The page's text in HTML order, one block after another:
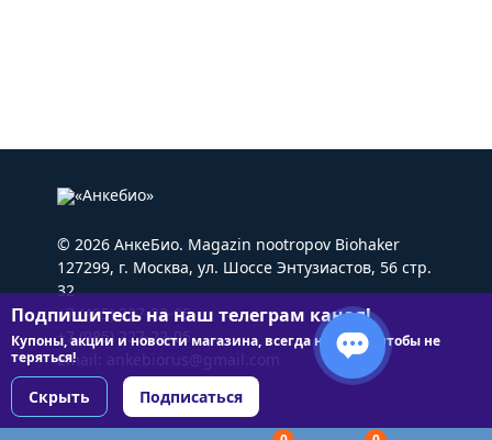
© 2026 АнкеБио. Magazin nootropov Biohaker
127299, г. Москва, ул. Шоссе Энтузиастов, 56 стр.
32
+7 (495) 227-22-05
+7 (985) 227-22-05
Email: ankebiorus@gmail.com
Подпишитесь на наш телеграм канал!
Купоны, акции и новости магазина, всегда на связи чтобы не
теряться!
Скрыть Подписаться